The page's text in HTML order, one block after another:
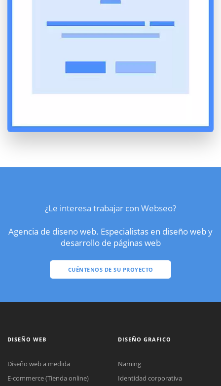
¿Le interesa trabajar con Webseo?
Agencia de diseno web. Especialistas en diseño web y
desarrollo de páginas web
CUÉNTENOS DE SU PROYECTO
DISEÑO WEB
Diseño web a medida
E-commerce (Tienda online)
DISEÑO GRAFICO
Naming
Identidad corporativa